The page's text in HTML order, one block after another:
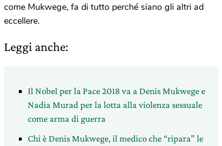
come Mukwege, fa di tutto perché siano gli altri ad
eccellere.
Leggi anche:
Il Nobel per la Pace 2018 va a Denis Mukwege e
Nadia Murad per la lotta alla violenza sessuale
come arma di guerra
Chi è Denis Mukwege, il medico che “ripara” le